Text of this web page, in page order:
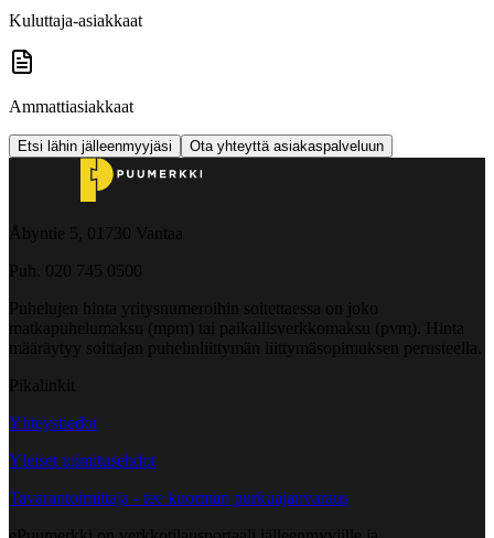
Kuluttaja-asiakkaat
Ammattiasiakkaat
Etsi lähin jälleenmyyjäsi Ota yhteyttä asiakaspalveluun
Åbyntie 5, 01730 Vantaa
Puh. 020 745 0500
Puhelujen hinta yritysnumeroihin soitettaessa on joko
matkapuhelumaksu (mpm) tai paikallisverkkomaksu (pvm). Hinta
määräytyy soittajan puhelinliittymän liittymäsopimuksen perusteella.
Pikalinkit
Yhteystiedot
Yleiset toimitusehdot
Tavarantoimittaja - tee kuorman purkuajanvaraus